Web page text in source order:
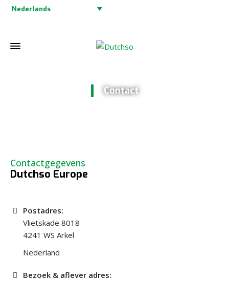
Nederlands
Contact
Contactgegevens
Dutchso Europe
Postadres:
Vlietskade 8018
4241 WS Arkel
Nederland
Bezoek & aflever adres: